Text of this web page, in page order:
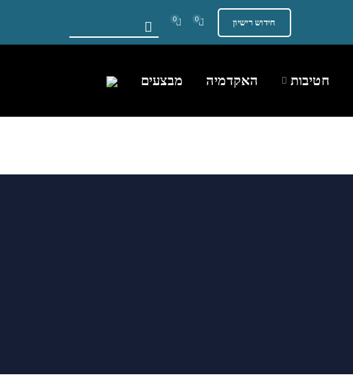
חידוש רישיון 0
0
חטיבות האקדמיה מבצעים